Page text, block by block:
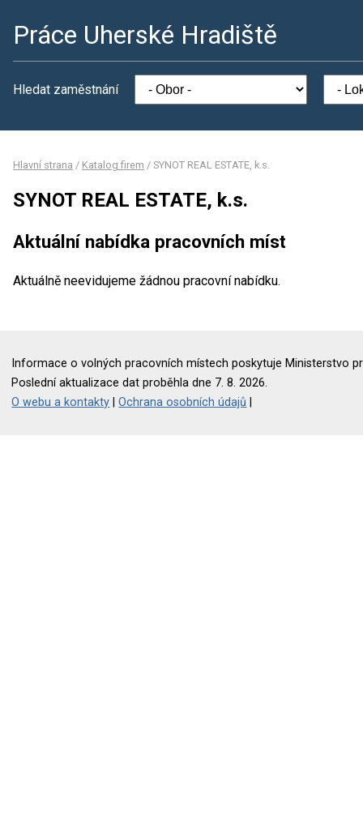
Práce Uherské Hradiště
Hledat zaměstnání
Hlavní strana / Katalog firem / SYNOT REAL ESTATE, k.s.
SYNOT REAL ESTATE, k.s.
Aktuální nabídka pracovních míst
Aktuálně neevidujeme žádnou pracovní nabídku.
Informace o volných pracovních místech poskytuje Ministerstvo
Poslední aktualizace dat proběhla dne 7. 8. 2026.
O webu a kontakty |Ochrana osobních údajů